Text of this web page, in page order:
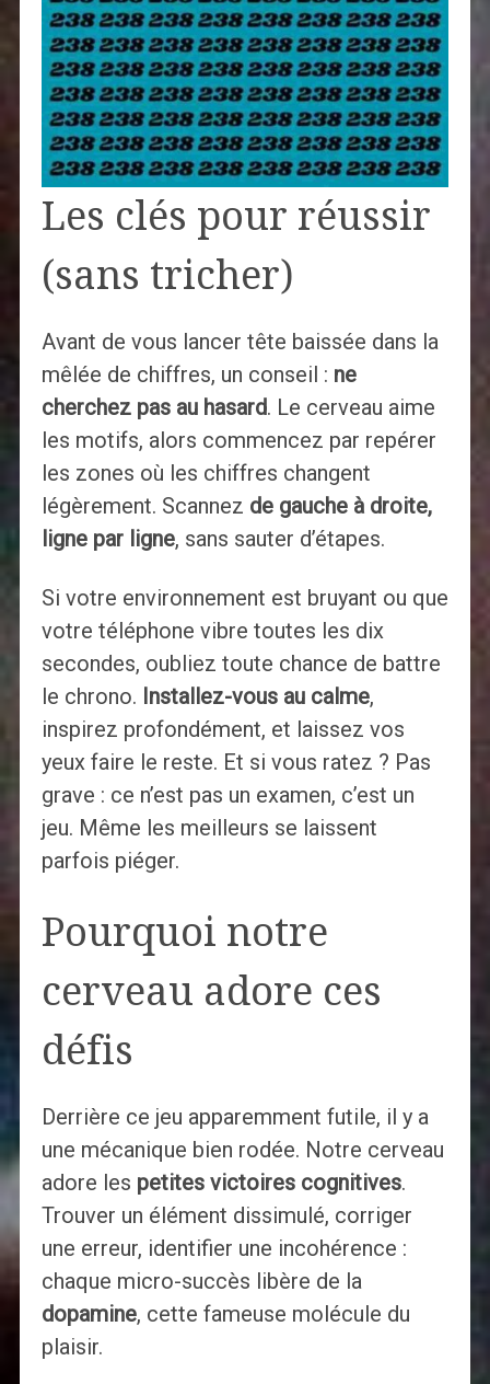
Les clés pour réussir
(sans tricher)
Avant de vous lancer tête baissée dans la
mêlée de chiffres, un conseil : ne
cherchez pas au hasard. Le cerveau aime
les motifs, alors commencez par repérer
les zones où les chiffres changent
légèrement. Scannez de gauche à droite,
ligne par ligne, sans sauter d’étapes.
Si votre environnement est bruyant ou que
votre téléphone vibre toutes les dix
secondes, oubliez toute chance de battre
le chrono. Installez-vous au calme,
inspirez profondément, et laissez vos
yeux faire le reste. Et si vous ratez ? Pas
grave : ce n’est pas un examen, c’est un
jeu. Même les meilleurs se laissent
parfois piéger.
Pourquoi notre
cerveau adore ces
défis
Derrière ce jeu apparemment futile, il y a
une mécanique bien rodée. Notre cerveau
adore les petites victoires cognitives.
Trouver un élément dissimulé, corriger
une erreur, identifier une incohérence :
chaque micro-succès libère de la
dopamine, cette fameuse molécule du
plaisir.